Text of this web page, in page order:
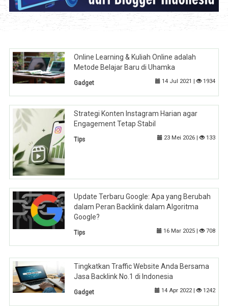
Online Learning & Kuliah Online adalah
Metode Belajar Baru di Uhamka
Gadget 14 Jul 2021 | 1934
Strategi Konten Instagram Harian agar
Engagement Tetap Stabil
Tips 23 Mei 2026 | 133
Update Terbaru Google: Apa yang Berubah
dalam Peran Backlink dalam Algoritma
Google?
Tips 16 Mar 2025 | 708
Tingkatkan Traffic Website Anda Bersama
Jasa Backlink No.1 di Indonesia
Gadget 14 Apr 2022 | 1242